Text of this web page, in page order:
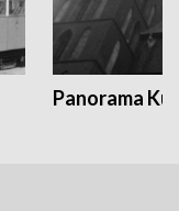
Panorama